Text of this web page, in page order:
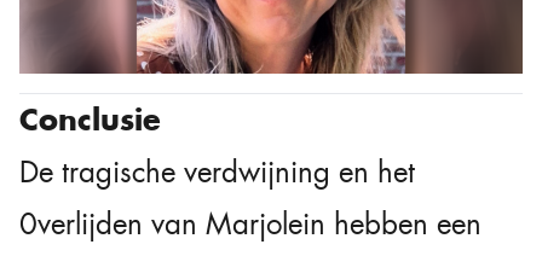
Conclusie
De tragische verdwijning en het
0verlijden van Marjolein hebben een